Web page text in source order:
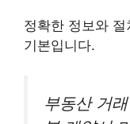
정확한 정보와
기본입니다.
부동산 거